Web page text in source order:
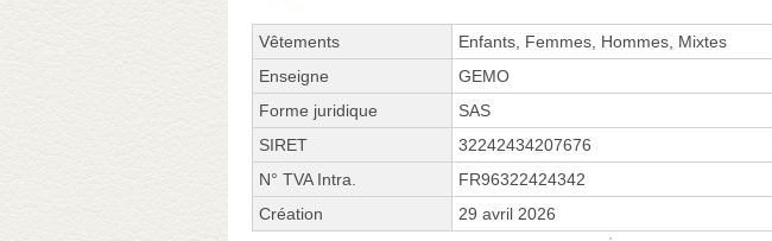
Vêtements
Enfants, Femmes, Hommes, Mixtes
Enseigne
GEMO
Forme juridique
SAS
SIRET
32242434207676
N° TVA Intra.
FR96322424342
Création
29 avril 2026